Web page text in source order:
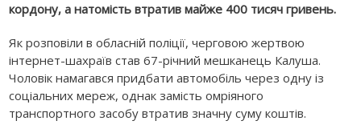
кордону, а натомість втратив майже 400 тисяч гривень.
Як розповіли в обласній поліції, черговою жертвою
інтернет-шахраїв став 67-річний мешканець Калуша.
Чоловік намагався придбати автомобіль через одну із
соціальних мереж, однак замість омріяного
транспортного засобу втратив значну суму коштів.